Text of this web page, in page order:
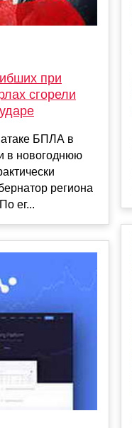
при
сгорели
БПЛА в
в новогоднюю
региона
ег...